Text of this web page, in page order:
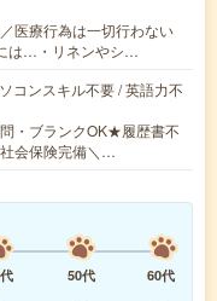
医療行為は一切行わない
は…・リネンやシ…
コンスキル不要 / 英語力不
・ブランクOK★履歴書不
会保険完備＼…
50代
60代